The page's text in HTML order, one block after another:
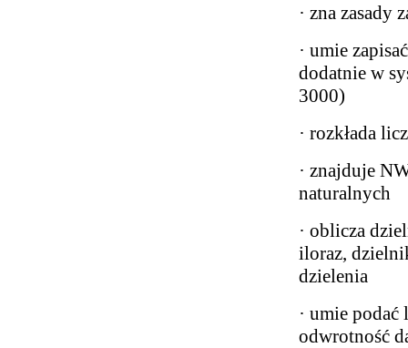
· zna zasady
· umie
dodatnie w
3000)
· rozkłada
· znajduje
naturalnych
· oblicza
iloraz,
dzielenia
· umie
odwrotność